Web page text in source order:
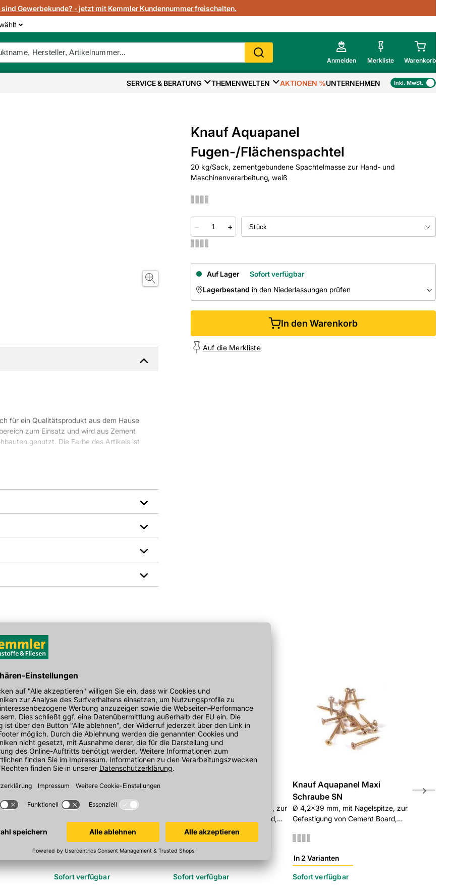
sind Gewerbekunde? - jetzt mit Kemmler Kundennummer freischalten.
Anmelden Merkliste Warenkorb
Mein Warenkorb
Zur Kasse
SERVICE & BERATUNG THEMENWELTEN AKTIONEN %UNTERNEHMEN Inkl. MwSt.
Knauf Aquapanel
Fugen-/Flächenspachtel
20 kg/Sack, zementgebundene Spachtelmasse zur Hand- und
Maschinenverarbeitung, weiß
− +
Auf Lager
Sofort verfügbar
Lagerbestand in den Niederlassungen prüfen
NIEDERLASSUNGEN
In den Warenkorb
Auf die Merkliste
für ein Qualitätsprodukt aus dem Hause
zum Einsatz und wird aus Zement
genutzt. Die Farbe des Artikels ist
13, Haftzugfestigkeit ?0,08 N/mm², zur
von AQUAPANEL Cement Board Indoor
weiß
Zement
SN 40
V2A, mit
Packung
Knauf Aquapanel Fugenband
alkaliresistentes Glasgewebe, MW
Sofort verfügbar
Ø 3,9x39 mm, mit Bohrspitze , zur
Befestigung von Cement Board,
250 Stück/Packung
Sofort verfügbar
Knauf Aquapanel Maxi
Schraube SN
Ø 4,2x39 mm, mit Nagelspitze, zur
Gefestigung von Cement Board,
In 2 Varianten
Sofort verfügbar
15 kg/